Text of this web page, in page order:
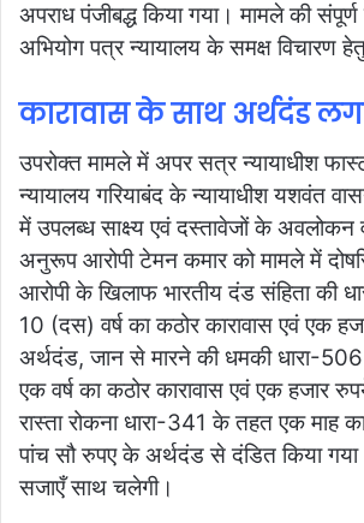
अपराध पंजीबद्ध किया गया। मामले की संपूर्ण
अभियोग पत्र न्यायालय के समक्ष विचारण
कारावास के साथ अर्थदंड
उपरोक्त मामले में अपर सत्र न्यायाधीश
न्यायालय गरियाबंद के न्यायाधीश यशवंत
में उपलब्ध साक्ष्य एवं दस्तावेजों के अवलोकन व
अनुरूप आरोपी टेमन कमार को मामले में
आरोपी के खिलाफ भारतीय दंड संहिता की
10 (दस) वर्ष का कठोर कारावास एवं एक
अर्थदंड, जान से मारने की धमकी धारा-
एक वर्ष का कठोर कारावास एवं एक हजार
रास्ता रोकना धारा-341 के तहत एक माह
पांच सौ रुपए के अर्थदंड से दंडित किया
सजाएँ साथ चलेगी।